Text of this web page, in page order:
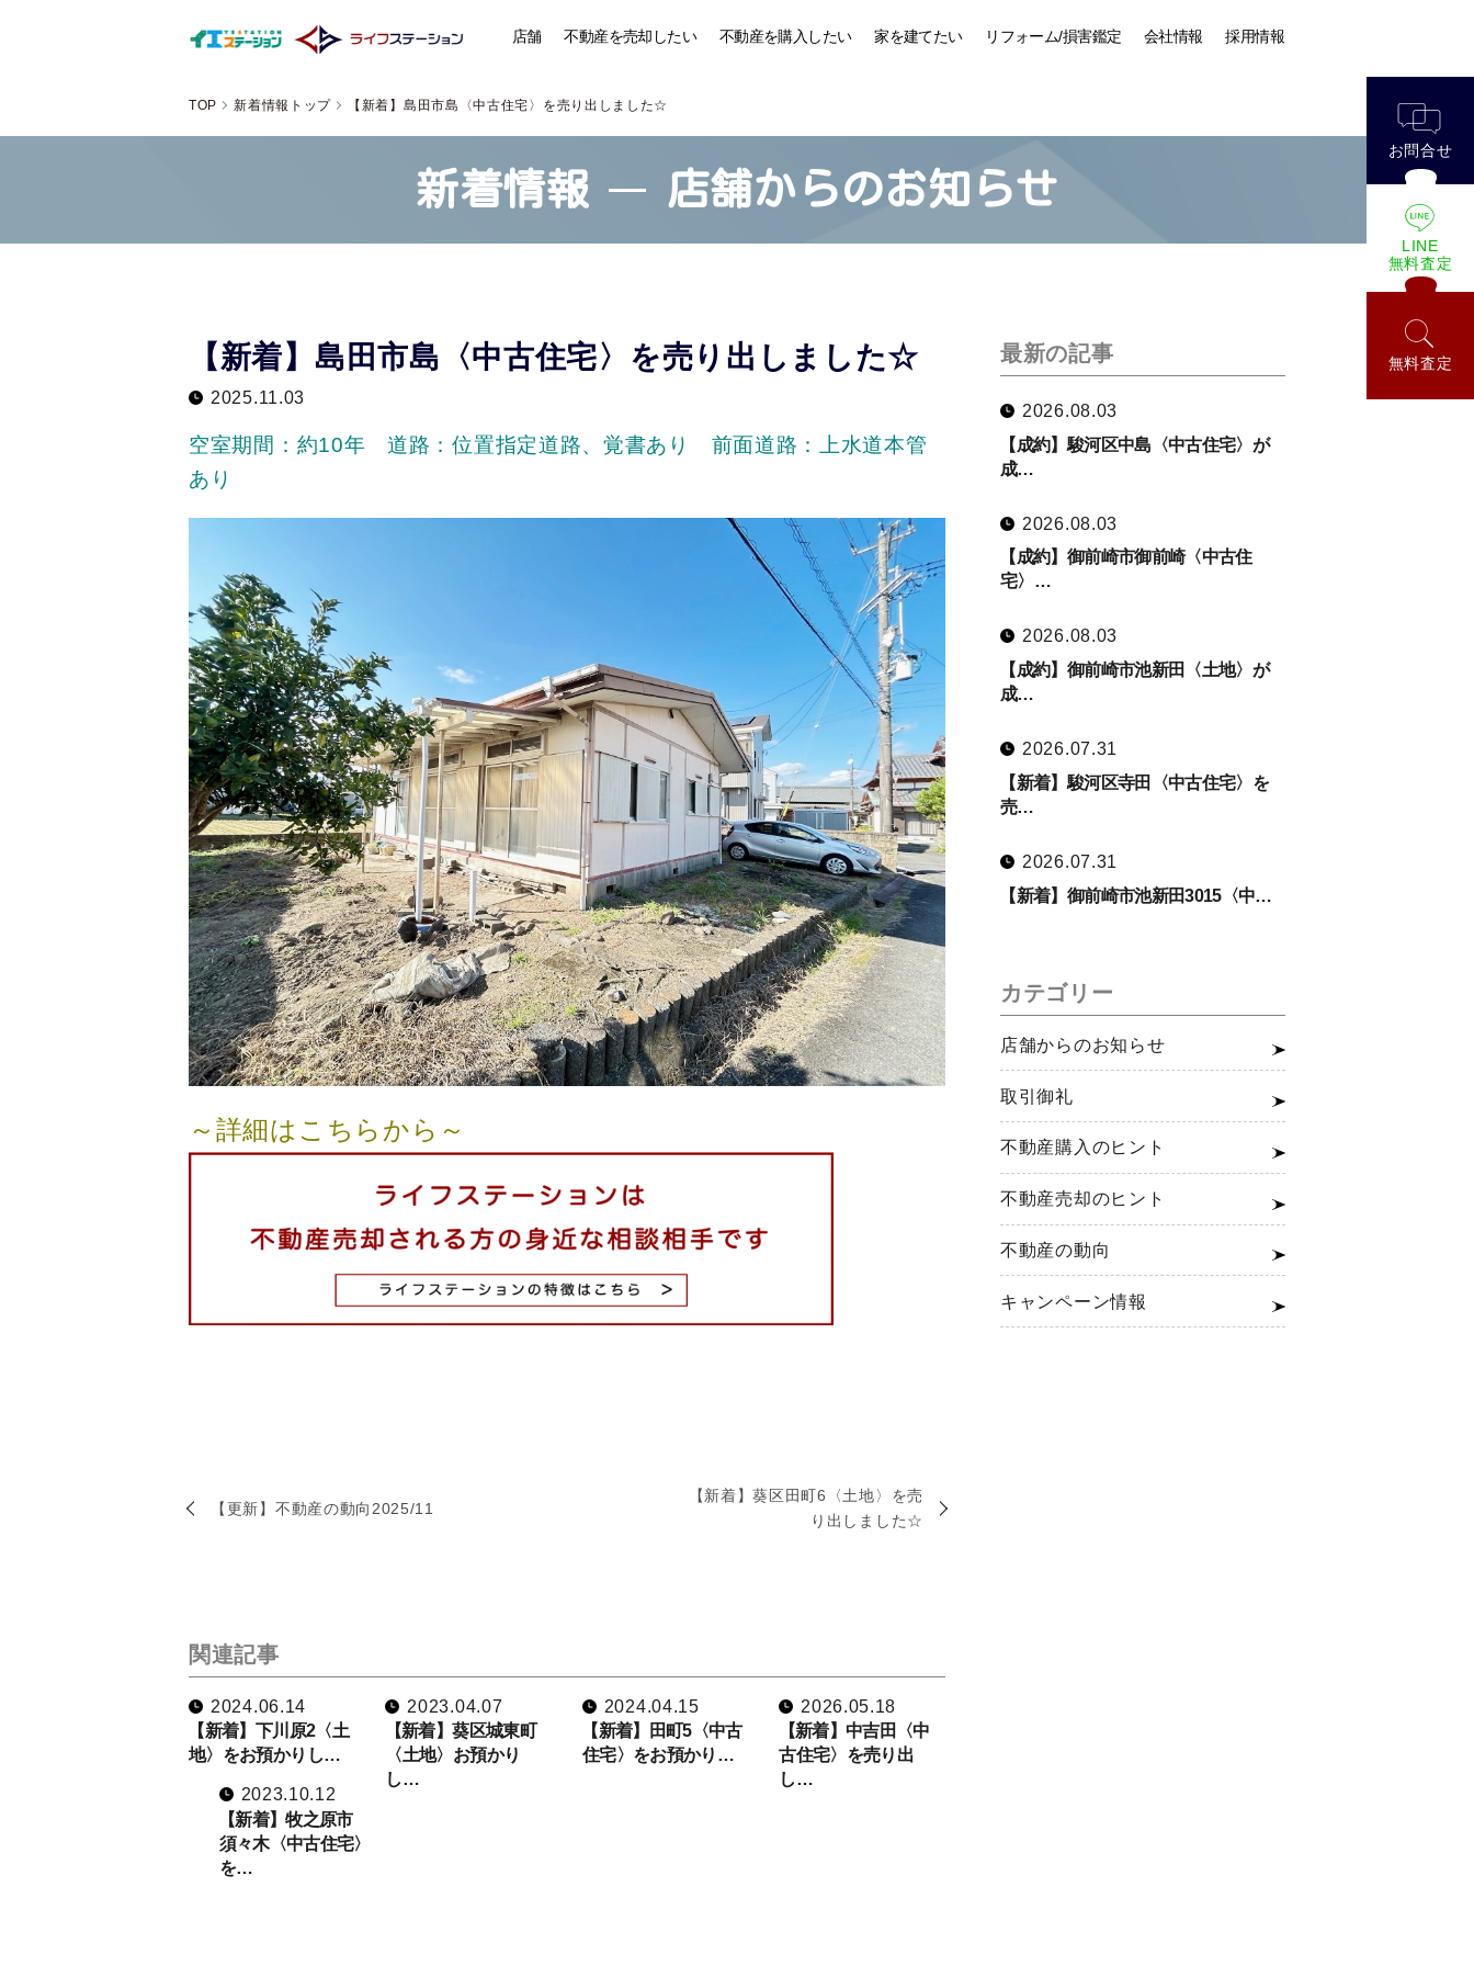
店舗 不動産を売却したい 不動産を購入したい 家を建てたい リフォーム/損害鑑定 会社情報 採用情報
お問合せ
LINE
無料査定
無料査定
TOP 新着情報トップ 【新着】島田市島〈中古住宅〉を売り出しました☆
新着情報 店舗からのお知らせ
【新着】島田市島〈中古住宅〉を売り出しました☆
2025.11.03
空室期間：約10年 道路：位置指定道路、覚書あり 前面道路：上水道本管
あり
～詳細はこちらから～
【更新】不動産の動向2025/11
【新着】葵区田町6〈土地〉を売
り出しました☆
関連記事
2024.06.14
【新着】下川原2〈土
地〉をお預かりし…
2023.04.07
【新着】葵区城東町
〈土地〉お預かり
し…
2024.04.15
【新着】田町5〈中古
住宅〉をお預かり…
2026.05.18
【新着】中吉田〈中
古住宅〉を売り出
し…
2023.10.12
【新着】牧之原市
須々木〈中古住宅〉
を…
最新の記事
2026.08.03
【成約】駿河区中島〈中古住宅〉が
成…
2026.08.03
【成約】御前崎市御前崎〈中古住
宅〉…
2026.08.03
【成約】御前崎市池新田〈土地〉が
成…
2026.07.31
【新着】駿河区寺田〈中古住宅〉を
売…
2026.07.31
【新着】御前崎市池新田3015〈中…
カテゴリー
店舗からのお知らせ
取引御礼
不動産購入のヒント
不動産売却のヒント
不動産の動向
キャンペーン情報